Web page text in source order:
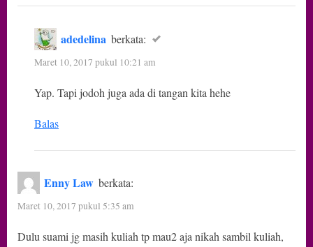
adedelina berkata:
Maret 10, 2017 pukul 10:21 am
Yap. Tapi jodoh juga ada di tangan kita hehe
Balas
Enny Law berkata:
Maret 10, 2017 pukul 5:35 am
Dulu suami jg masih kuliah tp mau2 aja nikah sambil kuliah,